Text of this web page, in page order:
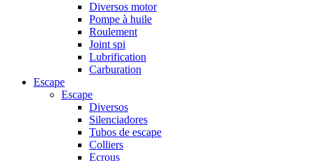
Diversos motor
Pompe à huile
Roulement
Joint spi
Lubrification
Carburation
Escape
Escape
Diversos
Silenciadores
Tubos de escape
Colliers
Ecrous